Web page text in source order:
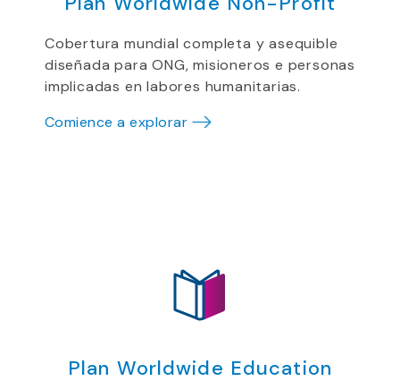
Cobertura mundial completa y asequible
diseñada para ONG, misioneros e personas
implicadas en labores humanitarias.
Comience a explorar
Plan Worldwide Education